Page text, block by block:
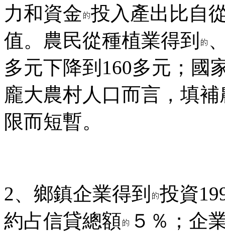
力和資金 投入產出比自
值。農民從種植業得到
多元下降到160多元；國
龐大農村人口而言，填
限而短暫。
2、鄉鎮企業得到
投資
約占信貸總額
５％；企